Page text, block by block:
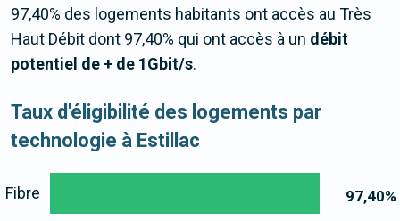
97,40% des logements habitants ont accès au Très
Haut Débit dont 97,40% qui ont accès à un débit
potentiel de + de 1Gbit/s.
Taux d'éligibilité des logements par
technologie à Estillac
97,40%
Fibre